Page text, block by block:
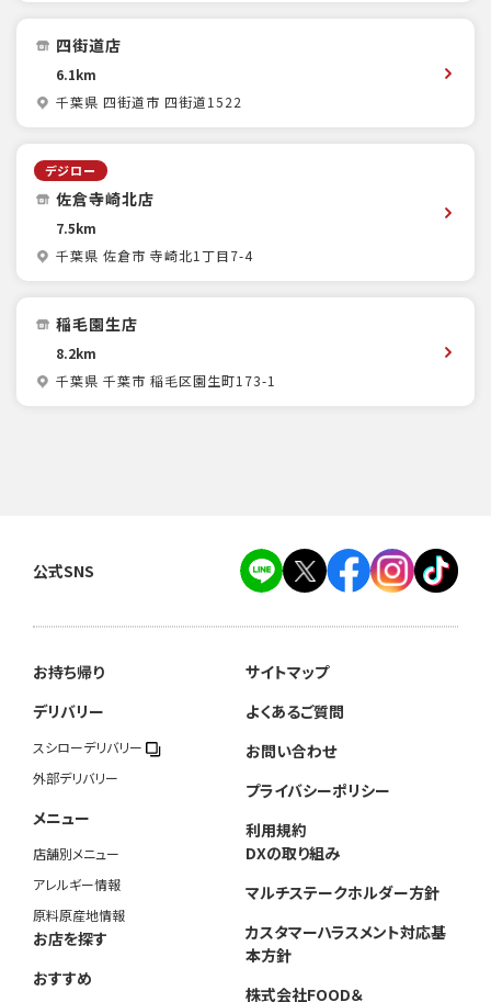
四街道店
6.1km
千葉県 四街道市 四街道1522
デジロー
佐倉寺崎北店
7.5km
千葉県 佐倉市 寺崎北1丁目7-4
稲毛園生店
8.2km
千葉県 千葉市 稲毛区園生町173-1
公式SNS
お持ち帰り
デリバリー
スシローデリバリー
外部デリバリー
メニュー
店舗別メニュー
アレルギー情報
原料原産地情報
お店を探す
おすすめ
サイトマップ
よくあるご質問
お問い合わせ
プライバシーポリシー
利用規約
DXの取り組み
マルチステークホルダー方針
カスタマーハラスメント対応基
本方針
株式会社FOOD＆